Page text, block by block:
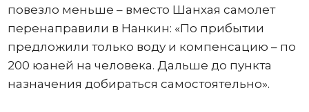
повезло меньше – вместо Шанхая самолет
перенаправили в Нанкин: «По прибытии
предложили только воду и компенсацию – по
200 юаней на человека. Дальше до пункта
назначения добираться самостоятельно».